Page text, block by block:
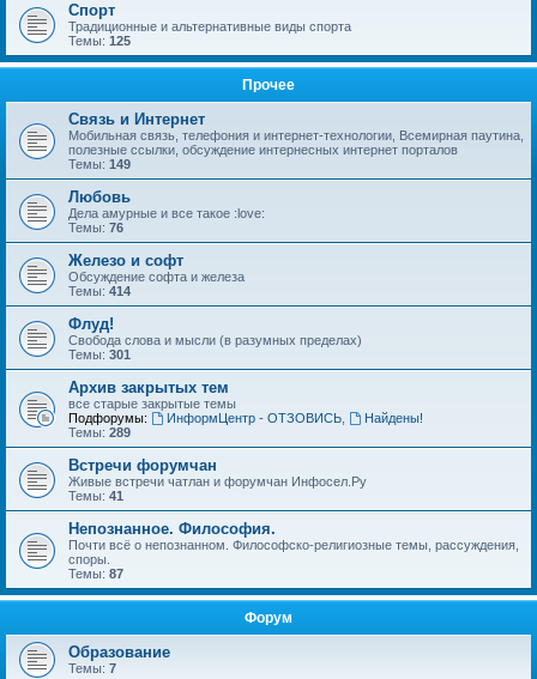
Спорт
Традиционные и альтернативные виды спорта
Темы: 125
Прочее
Связь и Интернет
Мобильная связь, телефония и интернет-технологии, Всемирная паутина,
полезные ссылки, обсуждение интернесных интернет порталов
Темы: 149
Любовь
Дела амурные и все такое :love:
Темы: 76
Железо и софт
Обсуждение софта и железа
Темы: 414
Флуд!
Свобода слова и мысли (в разумных пределах)
Темы: 301
Архив закрытых тем
все старые закрытые темы
Подфорумы:
ИнформЦентр - ОТЗОВИСЬ,
Найдены!
Темы: 289
Встречи форумчан
Живые встречи чатлан и форумчан Инфосел.Ру
Темы: 41
Непознанное. Философия.
Почти всё о непознанном. Философско-религиозные темы, рассуждения,
споры.
Темы: 87
Форум
Образование
Темы: 7